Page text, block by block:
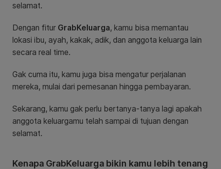
selamat.
Dengan fitur GrabKeluarga, kamu bisa memantau
lokasi ibu, ayah, kakak, adik, dan anggota keluarga lain
secara real time.
Gak cuma itu, kamu juga bisa mengatur perjalanan
mereka, mulai dari pemesanan hingga pembayaran.
Sekarang, kamu gak perlu bertanya-tanya lagi apakah
anggota keluargamu telah sampai di tujuan dengan
selamat.
Kenapa GrabKeluarga bikin kamu lebih tenang